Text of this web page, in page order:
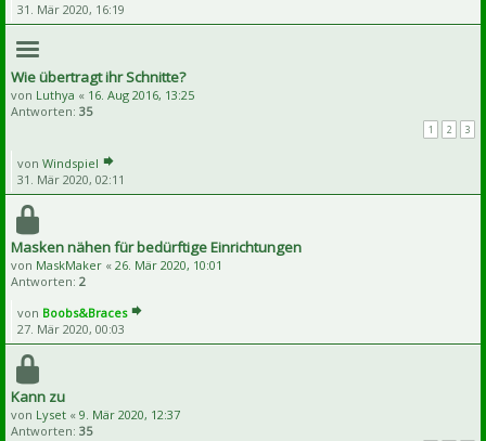
31. Mär 2020, 16:19
Wie übertragt ihr Schnitte?
von Luthya « 16. Aug 2016, 13:25
Antworten: 35
1 2 3
von Windspiel
31. Mär 2020, 02:11
Masken nähen für bedürftige Einrichtungen
von MaskMaker « 26. Mär 2020, 10:01
Antworten: 2
von Boobs&Braces
27. Mär 2020, 00:03
Kann zu
von Lyset « 9. Mär 2020, 12:37
Antworten: 35